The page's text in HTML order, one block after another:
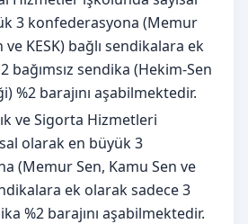
3 konfederasyona (Memur
ve KESK) bağlı sendikalara ek
bağımsız sendika (Hekim-Sen
%2 barajını aşabilmektedir.
ve Sigorta Hizmetleri
olarak en büyük 3
(Memur Sen, Kamu Sen ve
ek olarak sadece 3
%2 barajını aşabilmektedir.